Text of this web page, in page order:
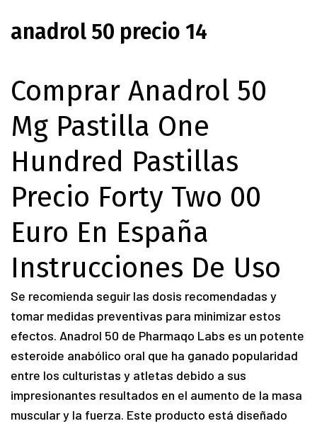
anadrol 50 precio 14
Comprar Anadrol 50
Mg Pastilla One
Hundred Pastillas
Precio Forty Two 00
Euro En España
Instrucciones De Uso
Se recomienda seguir las dosis recomendadas y
tomar medidas preventivas para minimizar estos
efectos. Anadrol 50 de Pharmaqo Labs es un potente
esteroide anabólico oral que ha ganado popularidad
entre los culturistas y atletas debido a sus
impresionantes resultados en el aumento de la masa
muscular y la fuerza. Este producto está diseñado